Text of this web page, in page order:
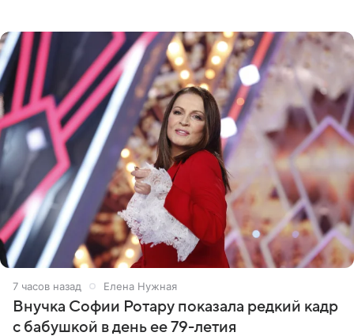
7 часов назад Елена Нужная
Внучка Софии Ротару показала редкий кадр
с бабушкой в день ее 79-летия